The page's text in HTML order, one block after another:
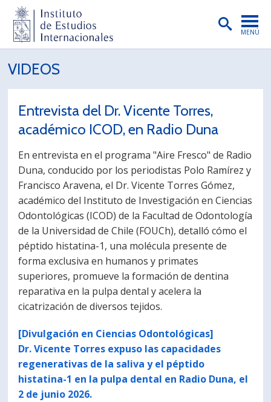
MENÚ
INSTITUTO
PREGRADO
POSTGRADO
INVESTIGACIÓN
EXTENSIÓN
PUBLICACIONES
BIBLIOTECA
ENGLISH
PORTUGUÊS
Postulantes
Estudiantes Egresados
VIDEOS
Entrevista del Dr. Vicente Torres,
académico ICOD, en Radio Duna
En entrevista en el programa "Aire Fresco" de Radio
Duna, conducido por los periodistas Polo Ramírez y
Francisco Aravena, el Dr. Vicente Torres Gómez,
académico del Instituto de Investigación en Ciencias
Odontológicas (ICOD) de la Facultad de Odontología
de la Universidad de Chile (FOUCh), detalló cómo el
péptido histatina-1, una molécula presente de
forma exclusiva en humanos y primates
superiores, promueve la formación de dentina
reparativa en la pulpa dental y acelera la
cicatrización de diversos tejidos.
[Divulgación en Ciencias Odontológicas]
Dr. Vicente Torres expuso las capacidades
regenerativas de la saliva y el péptido
histatina-1 en la pulpa dental en Radio Duna, el
2 de junio 2026.